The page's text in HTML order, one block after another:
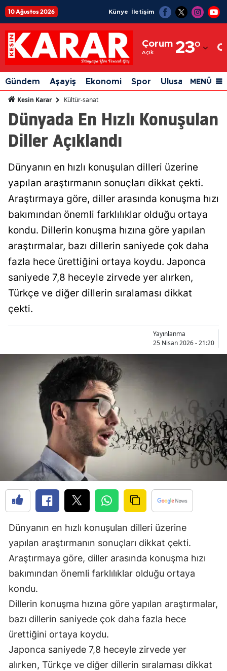
10 Ağustos 2026 Künye İletişim
Çorum
Açık 23°
Adıyaman
Afyonkarahisar
Ağrı
Amasya
Aydın
Balıkesir
Bilecik
Bingöl
Bitlis
Bursa
Denizli
Diyarbakır
Edirne
Elazığ
Erzincan
Erzurum
Eskişehir
Gaziantep
Hatay
Gündem Aşayiş Ekonomi Spor Ulusal Siyaset
MENÜ
Kesin Karar Kültür-sanat
Dünyada En Hızlı Konuşulan
Diller Açıklandı
Dünyanın en hızlı konuşulan dilleri üzerine
yapılan araştırmanın sonuçları dikkat çekti.
Araştırmaya göre, diller arasında konuşma hızı
bakımından önemli farklılıklar olduğu ortaya
kondu. Dillerin konuşma hızına göre yapılan
araştırmalar, bazı dillerin saniyede çok daha
fazla hece ürettiğini ortaya koydu. Japonca
saniyede 7,8 heceyle zirvede yer alırken,
Türkçe ve diğer dillerin sıralaması dikkat
çekti.
Yayınlanma
25 Nisan 2026 - 21:20
Dünyanın en hızlı konuşulan dilleri üzerine
yapılan araştırmanın sonuçları dikkat çekti.
Araştırmaya göre, diller arasında konuşma hızı
bakımından önemli farklılıklar olduğu ortaya
kondu.
Dillerin konuşma hızına göre yapılan araştırmalar,
bazı dillerin saniyede çok daha fazla hece
ürettiğini ortaya koydu.
Japonca saniyede 7,8 heceyle zirvede yer
alırken, Türkçe ve diğer dillerin sıralaması dikkat